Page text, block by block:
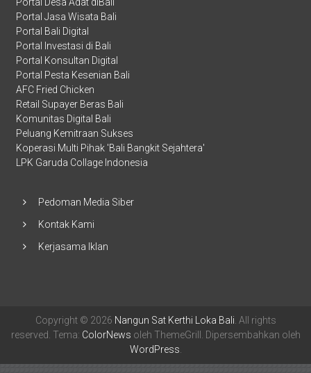
Portal Jasa Wisata Bali
Portal Bali Digital
Portal Investasi di Bali
Portal Konsultan Digital
Portal Pesta Kesenian Bali
AFC Fried Chicken
Retail Supayer Beras Bali
Komunitas Digital Bali
Peluang Kemitraan Sukses
Koperasi Multi Pihak 'Bali Bangkit Sejahtera'
LPK Garuda Collage Indonesia
Pedoman Media Siber
Kontak Kami
Kerjasama Iklan
Copyright © 2026 Nangun Sat Kerthi Loka Bali . All rights
reserved. Tema: ColorNews oleh ThemeGrill. Dipersembahkan oleh
WordPress